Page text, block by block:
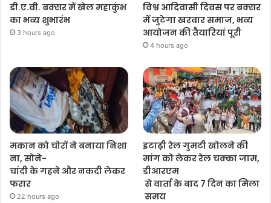
डी.ए.वी. बक्सर में खेल महाकुंभ
का भव्य शुभारंभ
3 hours ago
विश्व आदिवासी दिवस पर बक्सर
में जुटेगा खरवार समाज, भव्य
आयोजन की तैयारियां पूरी
4 hours ago
मकान को चोरों ने बनाया निशा
ना, सोने-
चांदी के गहने और नकदी लेकर
फरार
22 hours ago
इटाढ़ी रेल गुमटी खोलने की
मांग को लेकर रेल चक्का जाम,
डीआरएम
से वार्ता के बाद 7 दिन का मिला
समय